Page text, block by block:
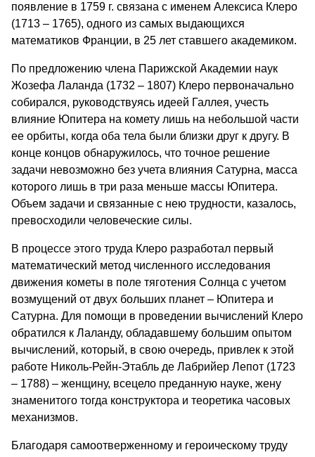
появление в 1759 г. связана с именем Алексиса Клеро
(1713 – 1765), одного из самых выдающихся
математиков Франции, в 25 лет ставшего академиком.
По предложению члена Парижской Академии наук
Жозефа Лаланда (1732 – 1807) Клеро первоначально
собирался, руководствуясь идеей Галлея, учесть
влияние Юпитера на комету лишь на небольшой части
ее орбиты, когда оба тела были близки друг к другу. В
конце концов обнаружилось, что точное решение
задачи невозможно без учета влияния Сатурна, масса
которого лишь в три раза меньше массы Юпитера.
Объем задачи и связанные с нею трудности, казалось,
превосходили человеческие силы.
В процессе этого труда Клеро разработал первый
математический метод численного исследования
движения кометы в поле тяготения Солнца с учетом
возмущений от двух больших планет – Юпитера и
Сатурна. Для помощи в проведении вычислений Клеро
обратился к Лаланду, обладавшему большим опытом
вычислений, который, в свою очередь, привлек к этой
работе Николь-Рейн-Этабль де Лабрийер Лепот (1723
– 1788) – женщину, всецело преданную науке, жену
знаменитого тогда конструктора и теоретика часовых
механизмов.
Благодаря самоотверженному и героическому труду